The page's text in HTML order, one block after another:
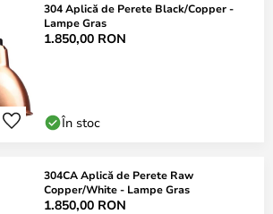
304 Aplică de Perete Black/Copper -
Lampe Gras
1.850,00 RON
În stoc
304CA Aplică de Perete Raw
Copper/White - Lampe Gras
1.850,00 RON